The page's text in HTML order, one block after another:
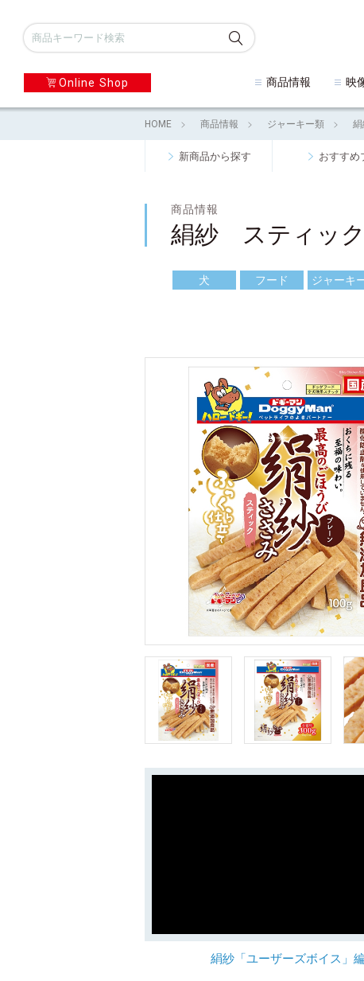
Online Shop 商品情報 映
HOME 商品情報 ジャーキー類
新商品から探す おすすめ
商品情報
絹紗 スティッ
犬 フード ジャーキ
絹紗「ユーザーズボイス」